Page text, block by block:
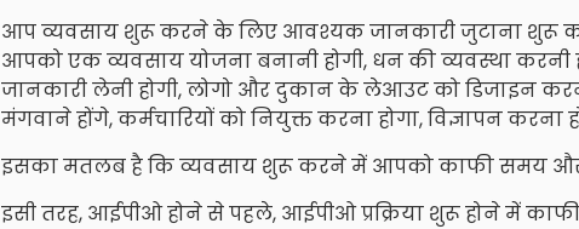
आप व्यवसाय शुरू करने के लिए आवश्यक जानकारी जुटाना शुरू
आपको एक व्यवसाय योजना बनानी होगी, धन की व्यवस्था
जानकारी लेनी होगी, लोगो और दुकान के लेआउट को डिजाइन
मंगवाने होंगे, कर्मचारियों को नियुक्त करना होगा, विज्ञापन
इसका मतलब है कि व्यवसाय शुरू करने में आपको काफी समय और
इसी तरह, आईपीओ होने से पहले, आईपीओ प्रक्रिया शुरू होने में